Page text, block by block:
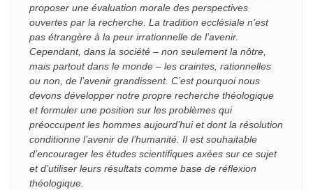
proposer une évaluation morale des perspectives
ouvertes par la recherche. La tradition ecclésiale n’est
pas étrangère à la peur irrationnelle de l’avenir.
Cependant, dans la société – non seulement la nôtre,
mais partout dans le monde – les craintes, rationnelles
ou non, de l’avenir grandissent. C’est pourquoi nous
devons développer notre propre recherche théologique
et formuler une position sur les problèmes qui
préoccupent les hommes aujourd’hui et dont la résolution
conditionne l’avenir de l’humanité. Il est souhaitable
d’encourager les études scientifiques axées sur ce sujet
et d’utiliser leurs résultats comme base de réflexion
théologique.